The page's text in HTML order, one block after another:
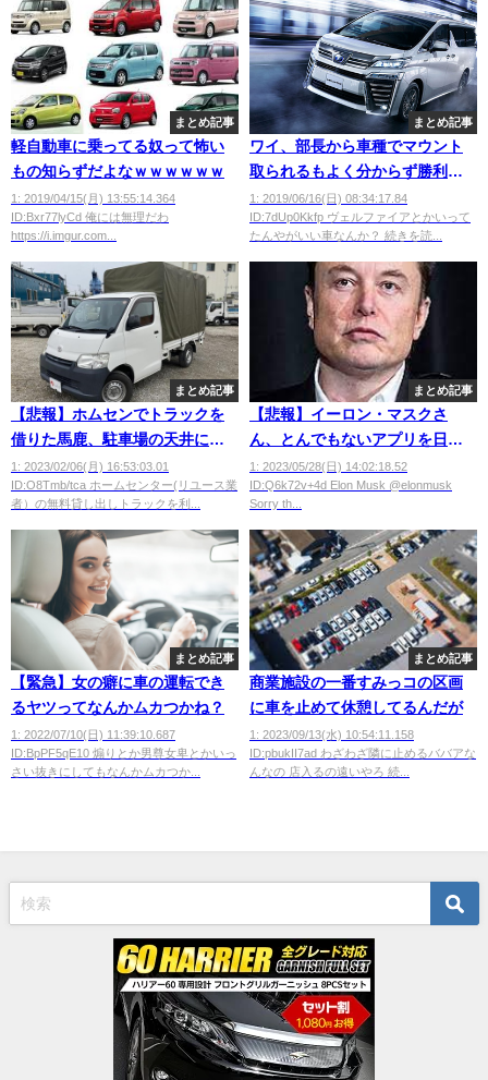
まとめ記事
軽自動車に乗ってる奴って怖い
もの知らずだよなｗｗｗｗｗｗ
1: 2019/04/15(月) 13:55:14.364
ID:Bxr77lyCd 俺には無理だわ
https://i.imgur.com...
まとめ記事
ワイ、部長から車種でマウント
取られるもよく分からず勝利ｗ
ｗｗｗｗ
1: 2019/06/16(日) 08:34:17.84
ID:7dUp0Kkfp ヴェルファイアとかいって
たんやがいい車なんか？ 続きを読...
まとめ記事
【悲報】ホムセンでトラックを
借りた馬鹿、駐車場の天井にぶ
つけて54万円請求される。何故
か被害者ヅラ
1: 2023/02/06(月) 16:53:03.01
ID:O8Tmb/tca ホームセンター(リユース業
者）の無料貸し出しトラックを利...
まとめ記事
【悲報】イーロン・マスクさ
ん、とんでもないアプリを日常
的に利用しているのがバレる🤪
1: 2023/05/28(日) 14:02:18.52
ID:Q6k72v+4d Elon Musk @elonmusk
Sorry th...
まとめ記事
【緊急】女の癖に車の運転でき
るヤツってなんかムカつかね？
1: 2022/07/10(日) 11:39:10.687
ID:BpPF5qE10 煽りとか男尊女卑とかいっ
さい抜きにしてもなんかムカつか...
まとめ記事
商業施設の一番すみっコの区画
に車を止めて休憩してるんだが
1: 2023/09/13(水) 10:54:11.158
ID:pbukII7ad わざわざ隣に止めるババアな
んなの 店入るの遠いやろ 続...